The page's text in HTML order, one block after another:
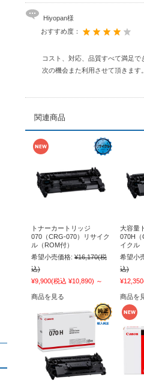
Hiyopan様
おすすめ度：
コスト、対応、品質すべて満足で
次の機会また利用させて頂きます
関連商品
トナーカートリッジ
070（CRG-070）リサイク
ル（ROM付）
希望小売価格: ¥16,170(税
込)
¥9,900(税込 ¥10,890) ～
商品を見る
大容量
070H（
イクル
希望小
込)
¥12,350
商品を